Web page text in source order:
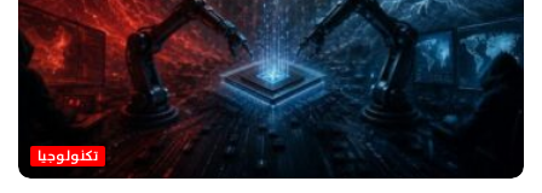
تكنولوجيا